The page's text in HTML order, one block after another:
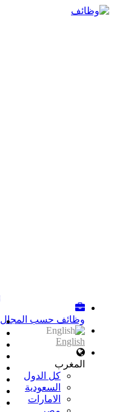
وظائف حسب المجال
English
المغرب
كل الدول
السعودية
الامارات